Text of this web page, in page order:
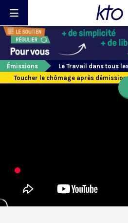
Émissions
Le Travail dans tous
Toucher le chômage après démission